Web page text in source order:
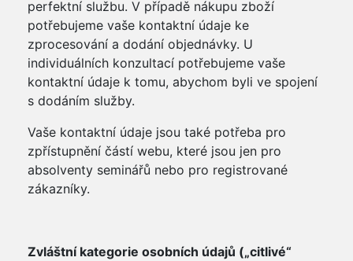
perfektní službu. V případě nákupu zboží
potřebujeme vaše kontaktní údaje ke
zprocesování a dodání objednávky. U
individuálních konzultací potřebujeme vaše
kontaktní údaje k tomu, abychom byli ve spojení
s dodáním služby.
Vaše kontaktní údaje jsou také potřeba pro
zpřístupnění částí webu, které jsou jen pro
absolventy seminářů nebo pro registrované
zákazníky.
Zvláštní kategorie osobních údajů („citlivé“